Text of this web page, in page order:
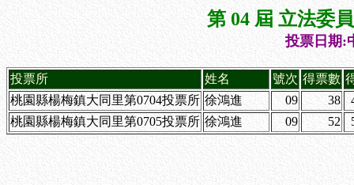
第 04 屆 立法委
投票日期:
投票所 姓名 號次 得票數
桃園縣楊梅鎮大同里第0704投票所 徐鴻進 09 38
桃園縣楊梅鎮大同里第0705投票所 徐鴻進 09 52